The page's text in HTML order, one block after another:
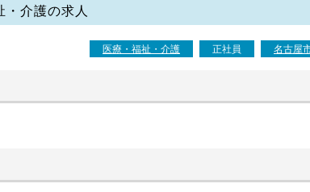
介護の求人
医療・福祉・介護 正社員 名古屋